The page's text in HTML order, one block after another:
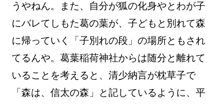
うやねん。また、自分が狐の化身やとわが子
にバレてしもた葛の葉が、子どもと別れて森
に帰っていく「子別れの段」の場所ともされ
てるんや。葛葉稲荷神社からは随分と離れて
いることを考えると、清少納言が枕草子で
「森は、信太の森」と記しているように、平